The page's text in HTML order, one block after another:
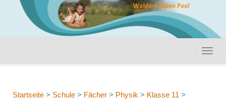
Startseite > Schule > Fächer > Physik > Klasse 11 >